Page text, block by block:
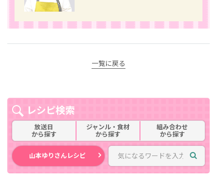
一覧に戻る
レシピ検索
放送日
から探す
ジャンル・食材
から探す
組み合わせ
から探す
山本ゆりさんレシピ